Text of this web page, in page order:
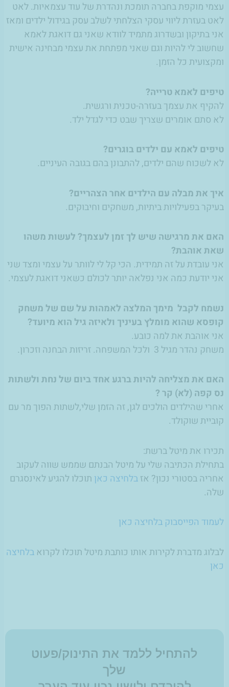
עצמי מוקפת בחברה תומכת ונהדרת של עוד עצמאיות. לאט
לאט בעזרת ליווי עסקי הצלחתי לשלב עסק בגידול ילדים ומאז
אני בתיקון ובשדרוג מתמיד לוודא שאני גם דואגת לאמא
שחשוב לי להיות וגם שאני מפתחת את עצמי מבחינה אישית
ומקצועית כל הזמן.
טיפים לאמא טרייה?
להקיף את עצמך בעזרה-טכנית ורגשית.
לא סתם אומרים שצריך שבט כדי לגדל ילד.
טיפים לאמא עם ילדים בוגרים?
לא לשכוח שהם ילדים, להתבונן בהם בגובה העיניים.
איך את מבלה עם הילדים אחר הצהריים?
בעיקר בפעילויות ביתיות, משחקים וחיבוקים.
האם את מרגישה שיש לך זמן לעצמך? לעשות משהו
שאת אוהבת?
אני עובדת על זה תמידית. הכי קל לי לוותר על עצמי ומצד שני
אני יודעת כמה אני נפלאה יותר לכולם כשאני דואגת לעצמי.
נשמח לקבל מימך המלצה לאמהות על שם של משחק
קופסא שהוא מומלץ בעיניך ולאיזה גיל הוא מיועד?
אני אוהבת את למה כובע.
משחק נהדר מגיל 3 ולכל המשפחה. זריזות הבחנה וזכרון.
האם את מצליחה להיות ברגע אחד ביום של נחת ולשתות
נס קפה (לא) קר ?
אחרי שהילדים הולכים לגן, זה הזמן שלי,לשתות הפוך מר עם
קוביית שוקולד.
תכירו את מיטל ברשת:
בתחילת הכתיבה שלי על מיטל הבנתם שממש שווה לעקוב
אחריה בסטורי נכון? אזבלחיצה כאןתוכלו להגיע לאינסגרם
שלה.
לעמוד הפייסבוק בלחיצה כאן
לבלוג מדברת לקירות אותו כותבת מיטל תוכלו לקרוא בלחיצה
כאן
להתחיל ללמד את התינוק/פעוט
שלך